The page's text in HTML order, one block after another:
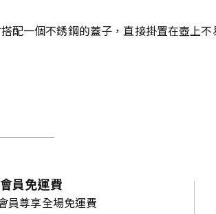
配一個不銹鋼的蓋子，直接掛置在壺上
員免運費
員尊享全場免運費